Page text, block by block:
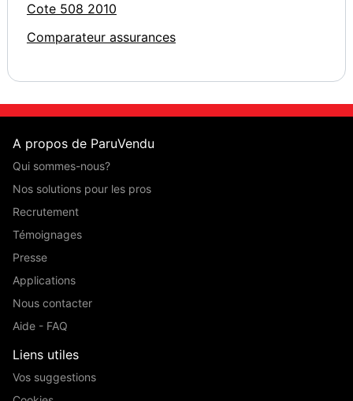
Cote 508 2010
Comparateur assurances
A propos de ParuVendu
Qui sommes-nous?
Nos solutions pour les pros
Recrutement
Témoignages
Presse
Applications
Nous contacter
Aide - FAQ
Liens utiles
Vos suggestions